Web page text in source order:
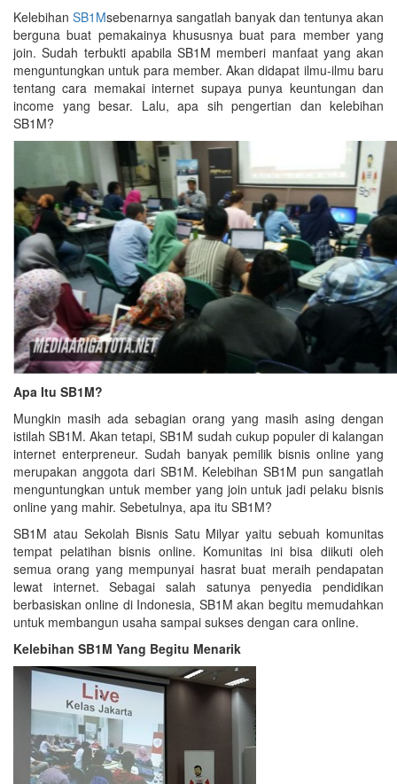
Kelebihan SB1Msebenarnya sangatlah banyak dan tentunya akan
berguna buat pemakainya khususnya buat para member yang
join. Sudah terbukti apabila SB1M memberi manfaat yang akan
menguntungkan untuk para member. Akan didapat ilmu-ilmu baru
tentang cara memakai internet supaya punya keuntungan dan
income yang besar. Lalu, apa sih pengertian dan kelebihan
SB1M?
Apa Itu SB1M?
Mungkin masih ada sebagian orang yang masih asing dengan
istilah SB1M. Akan tetapi, SB1M sudah cukup populer di kalangan
internet enterpreneur. Sudah banyak pemilik bisnis online yang
merupakan anggota dari SB1M. Kelebihan SB1M pun sangatlah
menguntungkan untuk member yang join untuk jadi pelaku bisnis
online yang mahir. Sebetulnya, apa itu SB1M?
SB1M atau Sekolah Bisnis Satu Milyar yaitu sebuah komunitas
tempat pelatihan bisnis online. Komunitas ini bisa diikuti oleh
semua orang yang mempunyai hasrat buat meraih pendapatan
lewat internet. Sebagai salah satunya penyedia pendidikan
berbasiskan online di Indonesia, SB1M akan begitu memudahkan
untuk membangun usaha sampai sukses dengan cara online.
Kelebihan SB1M Yang Begitu Menarik